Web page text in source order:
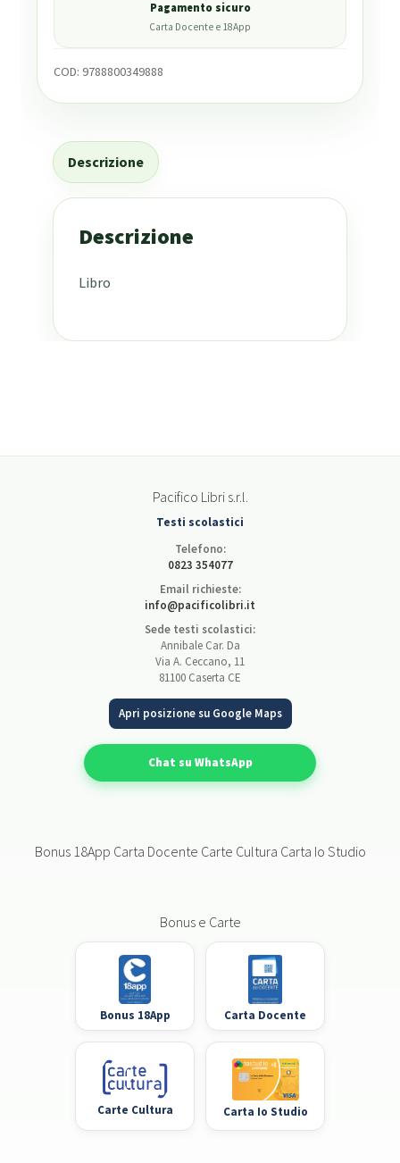
Pagamento sicuro
Carta Docente e 18App
COD: 9788800349888
Descrizione
Descrizione
Libro
Pacifico Libri s.r.l.
Testi scolastici
Telefono:
0823 354077
Email richieste:
info@pacificolibri.it
Sede testi scolastici:
Annibale Car. Da
Via A. Ceccano, 11
81100 Caserta CE
Apri posizione su Google Maps
Chat su WhatsApp
Bonus 18App Carta Docente Carte Cultura Carta Io Studio
Bonus e Carte
Bonus 18App Carta Docente
Carte Cultura Carta Io Studio